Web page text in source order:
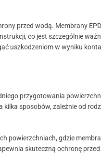
przed wodą. Membrany
co jest szczególnie
uszkodzeniom w wyniku
przygotowania
sposobów, zależnie od
powierzchniach, gdzie
skuteczną ochronę przed